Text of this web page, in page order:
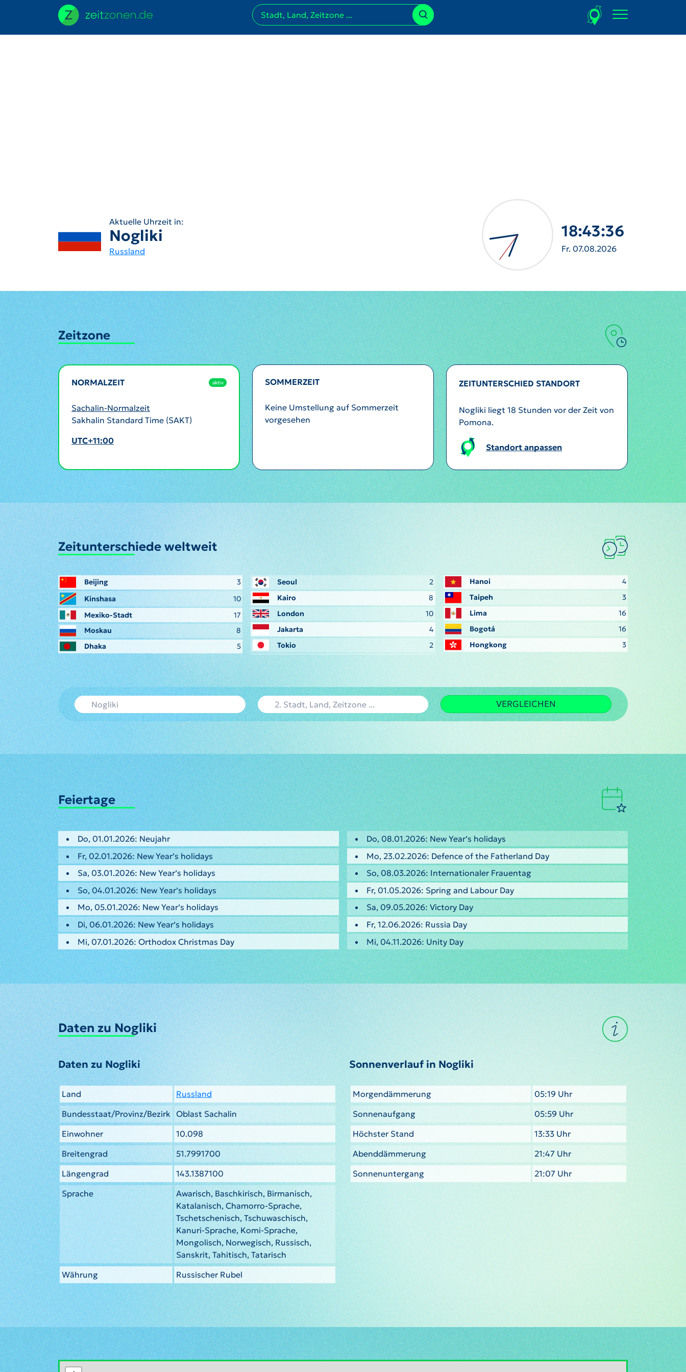
Aktuelle Uhrzeit in:
Nogliki
Russland
18:43:39
Fr. 07.08.2026
Zeitzone
NORMALZEIT aktiv
Sachalin-Normalzeit
Sakhalin Standard Time (SAKT)
UTC+11:00
SOMMERZEIT
Keine Umstellung auf Sommerzeit
vorgesehen
ZEITUNTERSCHIED STANDORT
Nogliki liegt 18 Stunden vor der Zeit von
Pomona.
Standort anpassen
Zeitunterschiede weltweit
Beijing
3
Kinshasa
10
Mexiko-Stadt
17
Moskau
8
Dhaka
5
Seoul
2
Kairo
8
London
10
Jakarta
4
Tokio
2
Hanoi
4
Taipeh
3
Lima
16
Bogotá
16
Hongkong
3
VERGLEICHEN
Feiertage
Do, 01.01.2026: Neujahr
Fr, 02.01.2026: New Year’s holidays
Sa, 03.01.2026: New Year’s holidays
So, 04.01.2026: New Year’s holidays
Mo, 05.01.2026: New Year’s holidays
Di, 06.01.2026: New Year’s holidays
Mi, 07.01.2026: Orthodox Christmas Day
Do, 08.01.2026: New Year’s holidays
Mo, 23.02.2026: Defence of the Fatherland Day
So, 08.03.2026: Internationaler Frauentag
Fr, 01.05.2026: Spring and Labour Day
Sa, 09.05.2026: Victory Day
Fr, 12.06.2026: Russia Day
Mi, 04.11.2026: Unity Day
Daten zu Nogliki
Daten zu Nogliki
Land
Russland
Bundesstaat/Provinz/Bezirk Oblast Sachalin
Einwohner
10.098
Breitengrad
51.7991700
Längengrad
143.1387100
Sprache
Awarisch, Baschkirisch, Birmanisch,
Katalanisch, Chamorro-Sprache,
Tschetschenisch, Tschuwaschisch,
Kanuri-Sprache, Komi-Sprache,
Mongolisch, Norwegisch, Russisch,
Sanskrit, Tahitisch, Tatarisch
Währung
Russischer Rubel
Sonnenverlauf in Nogliki
Morgendämmerung
05:19 Uhr
Sonnenaufgang
05:59 Uhr
Höchster Stand
13:33 Uhr
Abenddämmerung
21:47 Uhr
Sonnenuntergang
21:07 Uhr